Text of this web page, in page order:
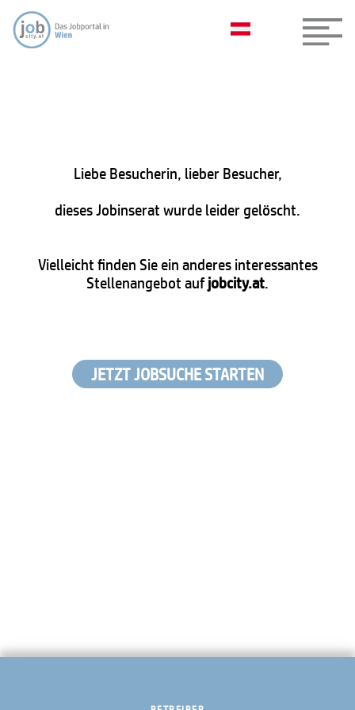
Liebe Besucherin, lieber Besucher,
dieses Jobinserat wurde leider gelöscht.
Vielleicht finden Sie ein anderes interessantes
Stellenangebot aufjobcity.at.
JETZT JOBSUCHE STARTEN